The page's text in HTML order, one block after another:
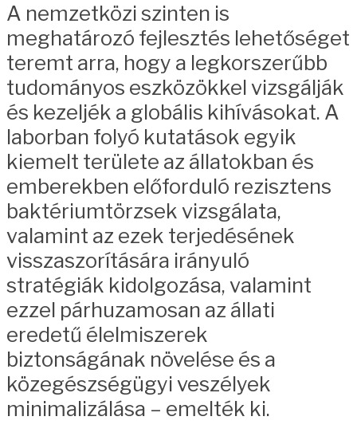
A nemzetközi szinten is
meghatározó fejlesztés lehetőséget
teremt arra, hogy a legkorszerűbb
tudományos eszközökkel vizsgálják
és kezeljék a globális kihívásokat. A
laborban folyó kutatások egyik
kiemelt területe az állatokban és
emberekben előforduló rezisztens
baktériumtörzsek vizsgálata,
valamint az ezek terjedésének
visszaszorítására irányuló
stratégiák kidolgozása, valamint
ezzel párhuzamosan az állati
eredetű élelmiszerek
biztonságának növelése és a
közegészségügyi veszélyek
minimalizálása – emelték ki.